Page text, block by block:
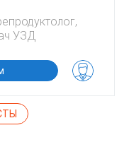
УЗД